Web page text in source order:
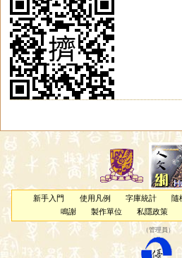
新手入門 使用凡例 字庫統計 隨
鳴謝
製作單位 私隱政策
（管理員 ）